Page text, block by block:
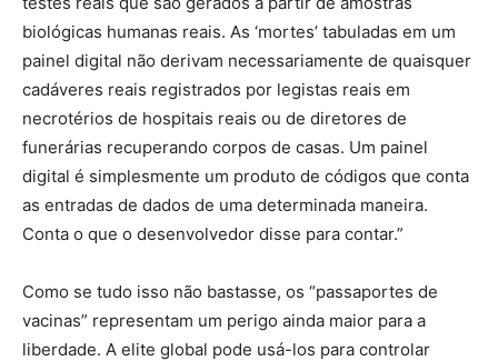
biológicas humanas reais. As ‘mortes’ tabuladas em um
painel digital não derivam necessariamente de quaisquer
cadáveres reais registrados por legistas reais em
necrotérios de hospitais reais ou de diretores de
funerárias recuperando corpos de casas. Um painel
digital é simplesmente um produto de códigos que conta
as entradas de dados de uma determinada maneira.
Conta o que o desenvolvedor disse para contar.”
Como se tudo isso não bastasse, os “passaportes de
vacinas” representam um perigo ainda maior para a
liberdade. A elite global pode usá-los para controlar